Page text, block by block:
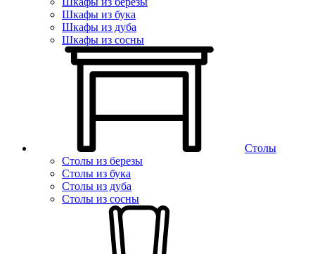
Шкафы из бука
Шкафы из дуба
Шкафы из сосны
Столы
Столы из березы
Столы из бука
Столы из дуба
Столы из сосны